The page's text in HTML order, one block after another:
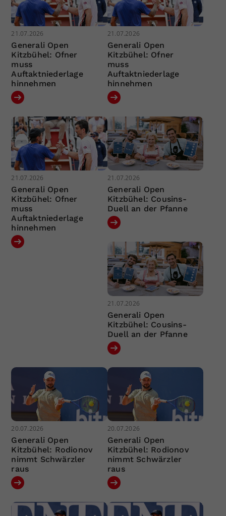
21.07.2026
Generali Open
Kitzbühel: Ofner
muss
Auftaktniederlage
hinnehmen
21.07.2026
Generali Open
Kitzbühel: Ofner
muss
Auftaktniederlage
hinnehmen
21.07.2026
Generali Open
Kitzbühel: Ofner
muss
Auftaktniederlage
hinnehmen
21.07.2026
Generali Open
Kitzbühel: Cousins-
Duell an der Pfanne
21.07.2026
Generali Open
Kitzbühel: Cousins-
Duell an der Pfanne
20.07.2026
Generali Open
Kitzbühel: Rodionov
nimmt Schwärzler
raus
20.07.2026
Generali Open
Kitzbühel: Rodionov
nimmt Schwärzler
raus